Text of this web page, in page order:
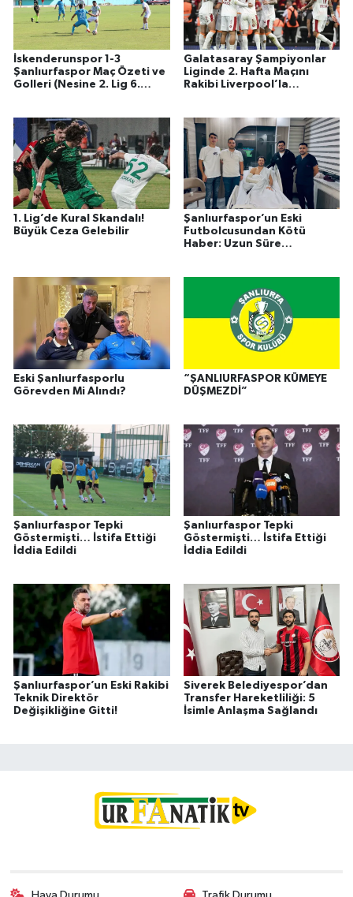
İskenderunspor 1-3
Şanlıurfaspor Maç Özeti ve
Golleri (Nesine 2. Lig 6.
Galatasaray Şampiyonlar
Liginde 2. Hafta Maçını
Rakibi Liverpool’la
1. Lig’de Kural Skandalı!
Büyük Ceza Gelebilir
Şanlıurfaspor’un Eski
Futbolcusundan Kötü
Haber: Uzun Süre
Eski Şanlıurfasporlu
Görevden Mi Alındı?
“ŞANLIURFASPOR KÜMEYE
DÜŞMEZDİ”
Şanlıurfaspor Tepki
Göstermişti… İstifa Ettiği
İddia Edildi
Şanlıurfaspor Tepki
Göstermişti… İstifa Ettiği
İddia Edildi
Şanlıurfaspor’un Eski Rakibi
Teknik Direktör
Değişikliğine Gitti!
Siverek Belediyespor’dan
Transfer Hareketliliği: 5
İsimle Anlaşma Sağlandı